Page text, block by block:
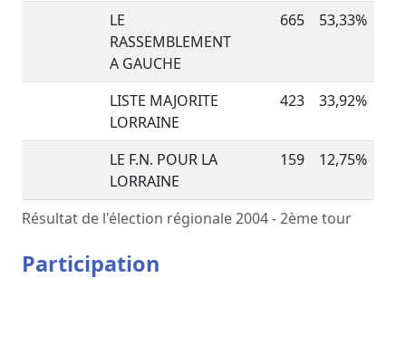
Résultat de l'élection régionale 2004 - 2ème tour
LE
RASSEMBLEMENT
A GAUCHE
665 53,33%
LISTE MAJORITE
LORRAINE
423 33,92%
LE F.N. POUR LA
LORRAINE
159 12,75%
Participation